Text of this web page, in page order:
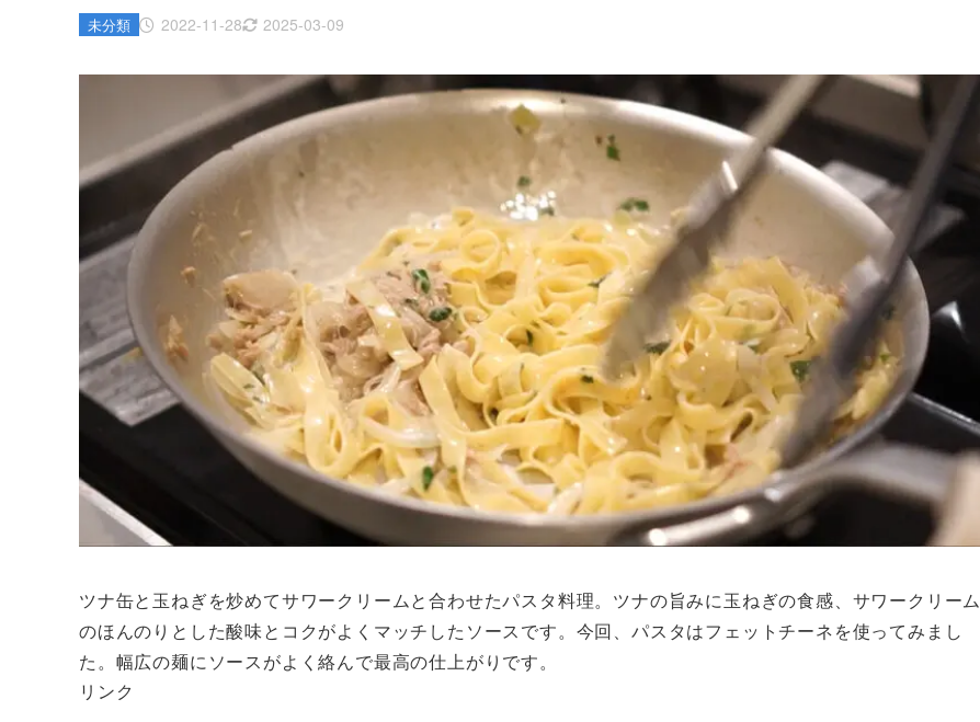
2022-11-28 2025-03-09
未分類
ツナ缶と玉ねぎを炒めてサワークリームと合わせたパスタ料理。ツナの旨みに玉ねぎの食感、サワークリーム
のほんのりとした酸味とコクがよくマッチしたソースです。今回、パスタはフェットチーネを使ってみまし
た。幅広の麺にソースがよく絡んで最高の仕上がりです。
リンク